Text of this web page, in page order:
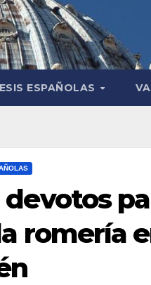
ESPAÑOLAS
devotos
romería